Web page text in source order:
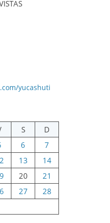
yucashuti
S
D
6
7
13
14
20
21
27
28